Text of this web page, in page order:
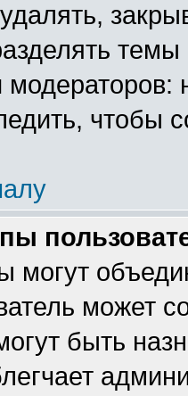
чтобы
могут
может
быть